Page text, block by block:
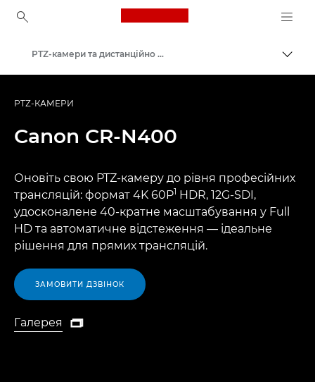
Canon Logo, back to
PTZ-камери та дистанційно керовані мережеві камери
PTZ-КАМЕРИ
Canon CR-N400
Оновіть свою PTZ-камеру до рівня професійних
трансляцій: формат 4K 60P1 HDR, 12G-SDI,
удосконалене 40-кратне масштабування у Full
HD та автоматичне відстеження — ідеальне
рішення для прямих трансляцій.
ЗАМОВИТИ ДЗВІНОК
Галерея
Галерея
